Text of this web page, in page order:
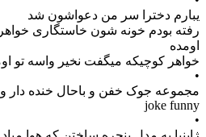
یبارم دخترا سر من دعواشون شد
رفته بودم خونه شون خاستگاری
اومده
خواهر کوچیکه میگفت نخیر واسه تو
•
مجموعه جوک خفن و باحال خنده دار ویژه
joke funny
•